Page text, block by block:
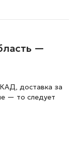
—
доставка за
— то следует